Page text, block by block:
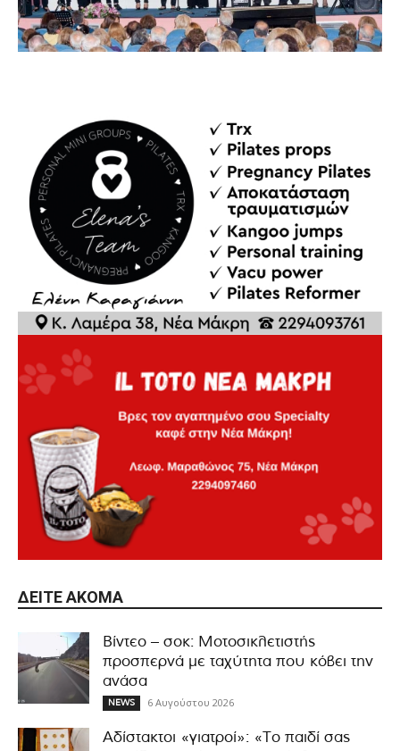
ΔΕΊΤΕ ΑΚΌΜΑ
Βίντεο – σοκ: Μοτοσικλετιστής
προσπερνά με ταχύτητα που κόβει την
ανάσα
NEWS 6 Αυγούστου 2026
Αδίστακτοι «γιατροί»: «Το παιδί σας